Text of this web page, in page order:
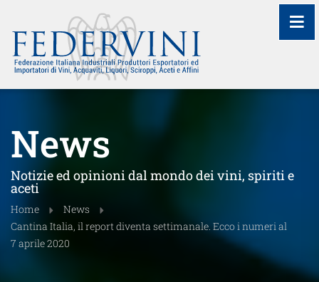
News
Notizie ed opinioni dal mondo dei vini, spiriti e
aceti
Home
News
Cantina Italia, il report diventa settimanale. Ecco i numeri al
7 aprile 2020
≡